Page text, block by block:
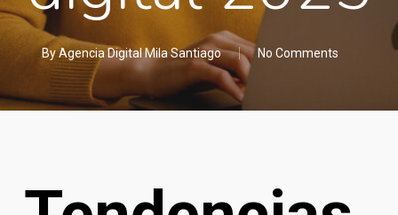
ByAgencia Digital Mila Santiago No Comments